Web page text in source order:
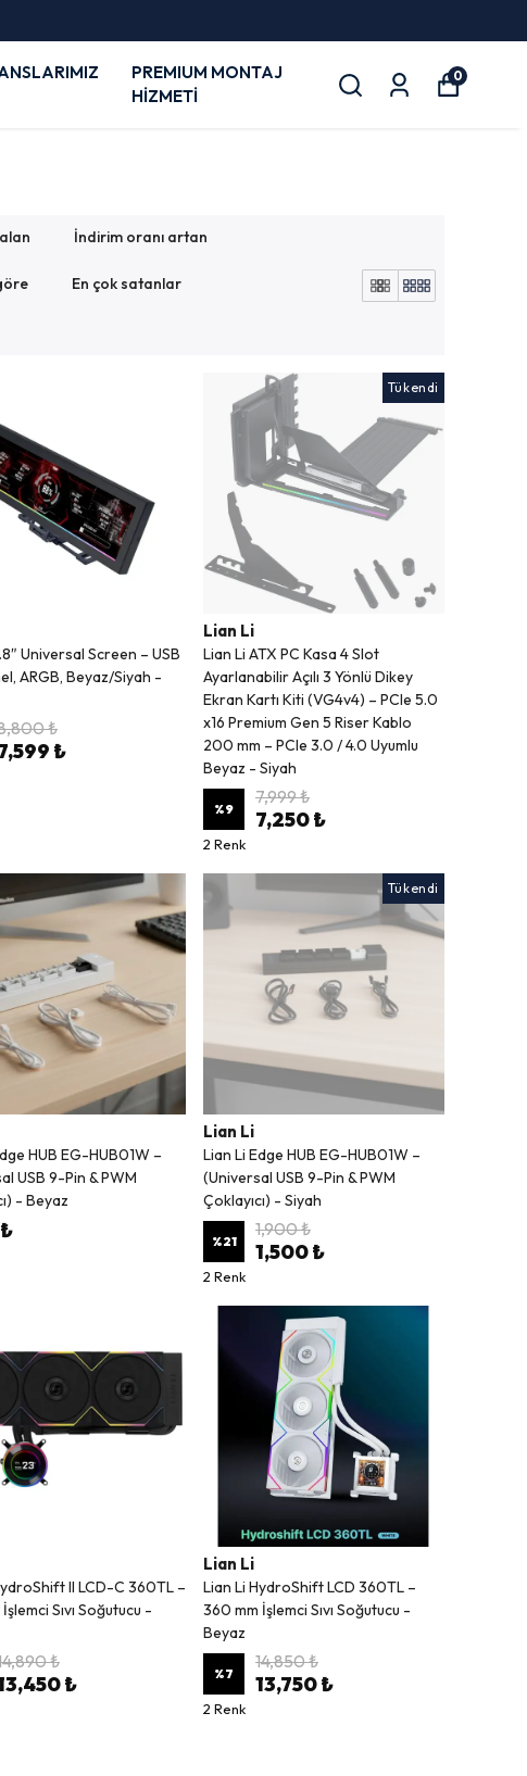
PREMIUM MONTAJ
HİZMETİ
0
İndirim oranı artan
En çok satanlar
Universal Screen – USB
ARGB, Beyaz/Siyah -
₺
₺
Tükendi
Lian Li
Lian Li ATX PC Kasa 4 Slot
Ayarlanabilir Açılı 3 Yönlü Dikey
Ekran Kartı Kiti (VG4v4) – PCIe 5.0
x16 Premium Gen 5 Riser Kablo
200 mm – PCIe 3.0 / 4.0 Uyumlu
Beyaz - Siyah
%9
7,999 ₺
7,250 ₺
2 Renk
HUB EG-HUB01W –
USB 9-Pin & PWM
- Beyaz
Tükendi
Lian Li
Lian Li Edge HUB EG-HUB01W –
(Universal USB 9-Pin & PWM
Çoklayıcı) - Siyah
%21
1,900 ₺
1,500 ₺
2 Renk
II LCD-C 360TL –
Sıvı Soğutucu -
₺
₺
Lian Li
Lian Li HydroShift LCD 360TL –
360 mm İşlemci Sıvı Soğutucu -
Beyaz
%7
14,850 ₺
13,750 ₺
2 Renk